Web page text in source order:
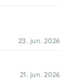
23. jun. 2026
21. jun. 2026